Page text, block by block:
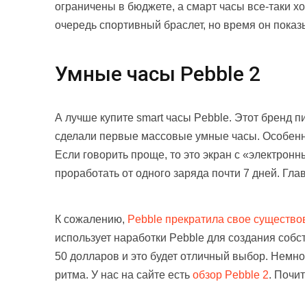
ограничены в бюджете, а смарт часы все-таки
очередь спортивный браслет, но время он
Умные часы Pebble 2
А лучше купите smart часы Pebble. Этот бренд
сделали первые массовые умные часы.
Если говорить проще, то это экран с
проработать от одного заряда почти 7 дней.
К сожалению, Pebble прекратила свое
использует наработки Pebble для создания
50 долларов и это будет отличный выбор.
ритма. У нас на сайте есть обзор Pebble 2.